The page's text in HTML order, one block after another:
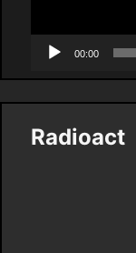
00:00
Radioact